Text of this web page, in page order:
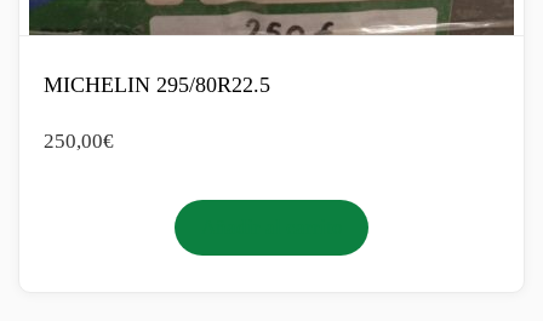
MICHELIN 295/80R22.5
250,00€